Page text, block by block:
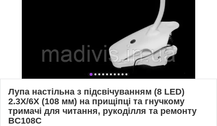
Лупа настільна з підсвічуванням (8 LED)
2.3X/6X (108 мм) на прищіпці та гнучкому
тримачі для читання, рукоділля та ремонту
BC108C